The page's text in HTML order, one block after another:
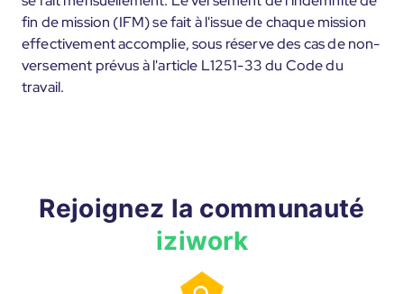
fin de mission (IFM) se fait à l'issue de chaque mission
effectivement accomplie, sous réserve des cas de non-
versement prévus à l'article L1251-33 du Code du
travail.
Rejoignez la communauté
iziwork